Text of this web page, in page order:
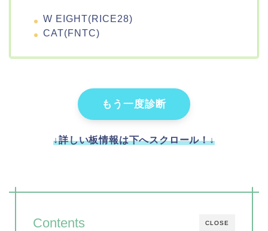
W EIGHT(RICE28)
CAT(FNTC)
もう一度診断
↓詳しい板情報は下へスクロール！↓
CLOSE
Contents